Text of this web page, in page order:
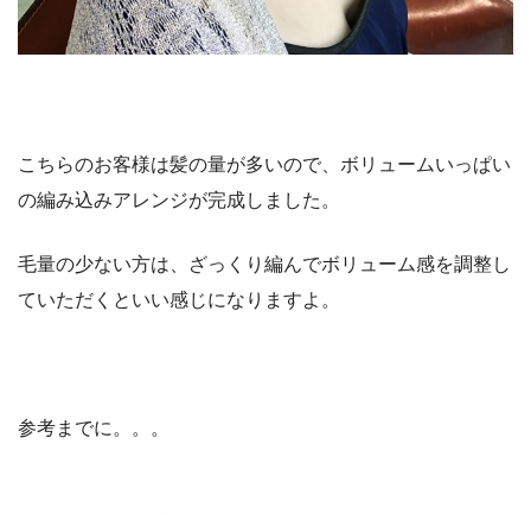
こちらのお客様は髪の量が多いので、ボリュームいっぱい
の編み込みアレンジが完成しました。
毛量の少ない方は、ざっくり編んでボリューム感を調整し
ていただくといい感じになりますよ。
参考までに。。。